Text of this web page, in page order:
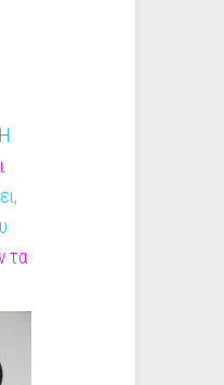
Η
τα